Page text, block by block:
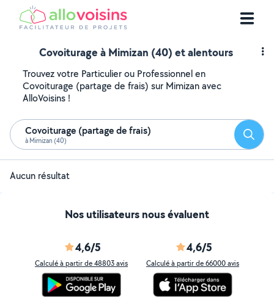
Covoiturage à Mimizan (40) et alentours
Trouvez votre Particulier ou Professionnel en
Covoiturage (partage de frais) sur Mimizan avec
AlloVoisins !
Covoiturage (partage de frais)
à Mimizan (40)
Aucun résultat
Nos utilisateurs nous évaluent
4,6/5
Calculé à partir de 48803 avis
4,6/5
Calculé à partir de 66000 avis